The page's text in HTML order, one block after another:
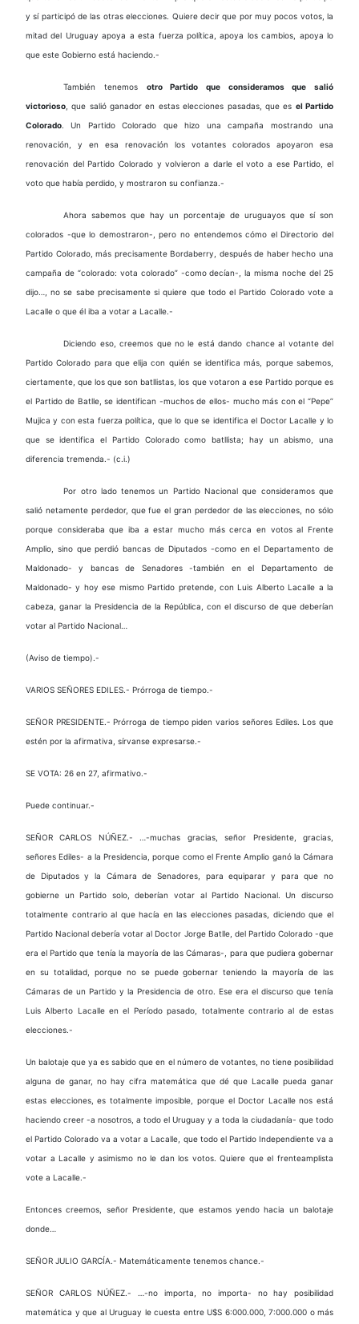
y sí participó de las otras elecciones. Quiere decir que por muy pocos votos, la
mitad del Uruguay apoya a esta fuerza política, apoya los cambios, apoya lo
que este Gobierno está haciendo.-
También tenemos otro Partido que consideramos que salió
victorioso , que salió ganador en estas elecciones pasadas, que es el Partido
Colorado. Un Partido Colorado que hizo una campaña mostrando una
renovación, y en esa renovación los votantes colorados apoyaron esa
renovación del Partido Colorado y volvieron a darle el voto a ese Partido, el
voto que había perdido, y mostraron su confianza.-
Ahora sabemos que hay un porcentaje de uruguayos que sí son
colorados -que lo demostraron-, pero no entendemos cómo el Directorio del
Partido Colorado, más precisamente Bordaberry, después de haber hecho una
campaña de “colorado: vota colorado” -como decían-, la misma noche del 25
dijo…, no se sabe precisamente si quiere que todo el Partido Colorado vote a
Lacalle o que él iba a votar a Lacalle.-
Diciendo eso, creemos que no le está dando chance al votante del
Partido Colorado para que elija con quién se identifica más, porque sabemos,
ciertamente, que los que son batllistas, los que votaron a ese Partido porque es
el Partido de Batlle, se identifican -muchos de ellos- mucho más con el “Pepe”
Mujica y con esta fuerza política, que lo que se identifica el Doctor Lacalle y lo
que se identifica el Partido Colorado como batllista; hay un abismo, una
diferencia tremenda.- (c.i.)
Por otro lado tenemos un Partido Nacional que consideramos que
salió netamente perdedor, que fue el gran perdedor de las elecciones, no sólo
porque consideraba que iba a estar mucho más cerca en votos al Frente
Amplio, sino que perdió bancas de Diputados -como en el Departamento de
Maldonado- y bancas de Senadores -también en el Departamento de
Maldonado- y hoy ese mismo Partido pretende, con Luis Alberto Lacalle a la
cabeza, ganar la Presidencia de la República, con el discurso de que deberían
votar al Partido Nacional…
(Aviso de tiempo).-
VARIOS SEÑORES EDILES.- Prórroga de tiempo.-
SEÑOR PRESIDENTE.- Prórroga de tiempo piden varios señores Ediles. Los que
estén por la afirmativa, sírvanse expresarse.-
SE VOTA: 26 en 27, afirmativo.-
Puede continuar.-
SEÑOR CARLOS NÚÑEZ.- …-muchas gracias, señor Presidente, gracias,
señores Ediles- a la Presidencia, porque como el Frente Amplio ganó la Cámara
de Diputados y la Cámara de Senadores, para equiparar y para que no
gobierne un Partido solo, deberían votar al Partido Nacional. Un discurso
totalmente contrario al que hacía en las elecciones pasadas, diciendo que el
Partido Nacional debería votar al Doctor Jorge Batlle, del Partido Colorado -que
era el Partido que tenía la mayoría de las Cámaras-, para que pudiera gobernar
en su totalidad, porque no se puede gobernar teniendo la mayoría de las
Cámaras de un Partido y la Presidencia de otro. Ese era el discurso que tenía
Luis Alberto Lacalle en el Período pasado, totalmente contrario al de estas
elecciones.-
Un balotaje que ya es sabido que en el número de votantes, no tiene posibilidad
alguna de ganar, no hay cifra matemática que dé que Lacalle pueda ganar
estas elecciones, es totalmente imposible, porque el Doctor Lacalle nos está
haciendo creer -a nosotros, a todo el Uruguay y a toda la ciudadanía- que todo
el Partido Colorado va a votar a Lacalle, que todo el Partido Independiente va a
votar a Lacalle y asimismo no le dan los votos. Quiere que el frenteamplista
vote a Lacalle.-
Entonces creemos, señor Presidente, que estamos yendo hacia un balotaje
donde…
SEÑOR JULIO GARCÍA.- Matemáticamente tenemos chance.-
SEÑOR CARLOS NÚÑEZ.- …-no importa, no importa- no hay posibilidad
matemática y que al Uruguay le cuesta entre U$S 6:000.000, 7:000.000 o más